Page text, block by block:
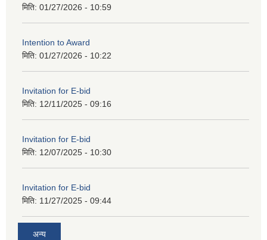
मिति: 01/27/2026 - 10:59
Intention to Award
मिति: 01/27/2026 - 10:22
Invitation for E-bid
मिति: 12/11/2025 - 09:16
Invitation for E-bid
मिति: 12/07/2025 - 10:30
Invitation for E-bid
मिति: 11/27/2025 - 09:44
अन्य